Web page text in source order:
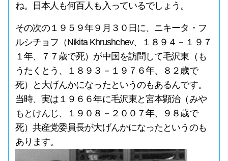
ね。日本人も何百人も入っているでしょう。
その次の１９５９年９月３０日に、ニキータ・フ
ルシチョフ（Nikita Khrushchev、１８９４－１９７
１年、７７歳で死）が中国を訪問して毛沢東（も
うたくとう、１８９３－１９７６年、８２歳で
死）と大げんかになったというのもあるんです。
当時、実は１９６６年に毛沢東と宮本顕治（みや
もとけんじ、１９０８－２００７年、９８歳で
死）共産党委員長が大げんかになったというのも
あります。